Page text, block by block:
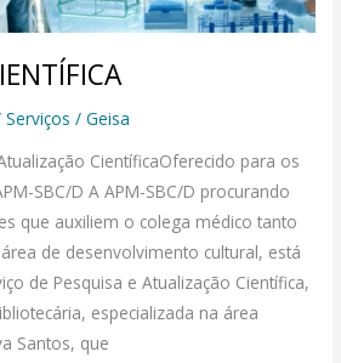
Serviços /Geisa
CientíficaOferecido para os
SBC/D A APM-SBC/D procurando
que auxiliem o colega médico tanto
de desenvolvimento cultural, está
de Pesquisa e Atualização Científica,
especializada na área
Santos, que